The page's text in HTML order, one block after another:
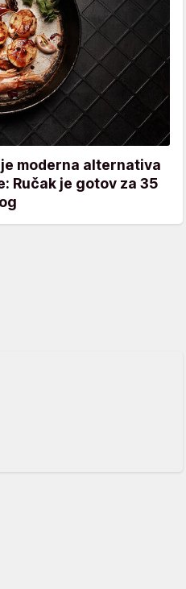
moderna alternativa
Ručak je gotov za 35